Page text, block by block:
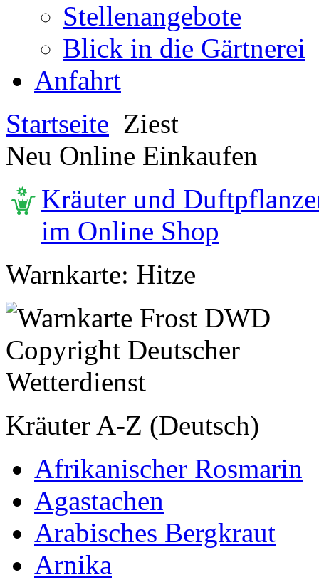
Stellenangebote
Blick in die Gärtnerei
Anfahrt
Startseite Ziest
Neu Online Einkaufen
Kräuter und
im Online Shop
Warnkarte: Hitze
Kräuter A-Z (Deutsch)
Afrikanischer Rosmarin
Agastachen
Arabisches Bergkraut
Arnika